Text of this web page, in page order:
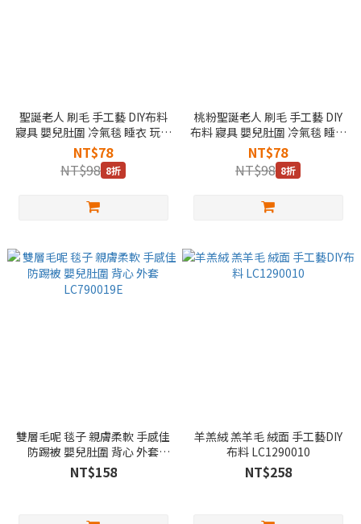
聖誕老人 刷毛 手工藝 DIY布料
寢具 嬰兒肚圍 冷氣毯 睡衣 玩偶
聖誕 LC490063
NT$78
NT$98 8折
桃粉聖誕老人 刷毛 手工藝 DIY
布料 寢具 嬰兒肚圍 冷氣毯 睡衣
玩偶 聖誕 LC490123
NT$78
NT$98 8折
雙層毛呢 毯子 親膚柔軟 手感佳
防踢被 嬰兒肚圍 背心 外套
LC790019E
NT$158
羊羔絨 羔羊毛 絨面 手工藝DIY
布料 LC1290010
NT$258